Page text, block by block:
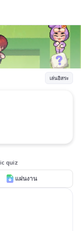
เล่นอิสระ
quiz
แผ่นงาน